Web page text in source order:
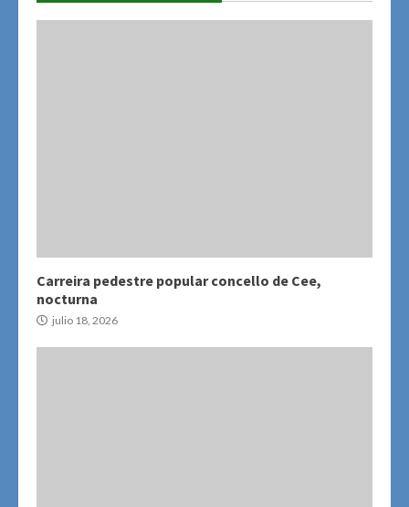
Carreira pedestre popular concello de Cee,
nocturna
julio 18, 2026